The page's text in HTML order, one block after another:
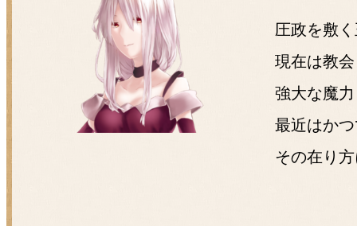
圧政を敷
現在は教
強大な魔
最近はか
その在り